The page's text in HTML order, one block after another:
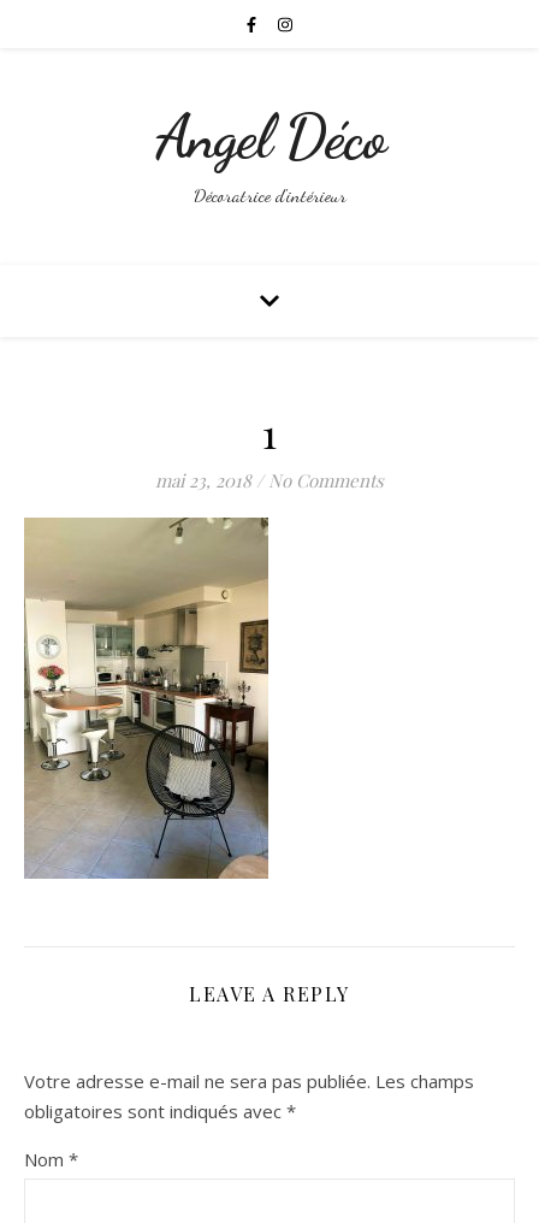
Angel Déco
Décoratrice d'intérieur
1
mai 23, 2018 / No Comments
LEAVE A REPLY
Votre adresse e-mail ne sera pas publiée. Les champs
obligatoires sont indiqués avec *
Nom *